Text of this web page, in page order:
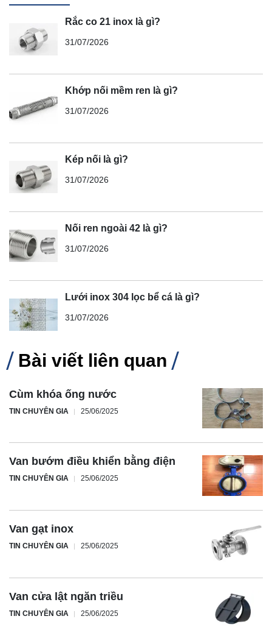
Rắc co 21 inox là gì?
31/07/2026
Khớp nối mềm ren là gì?
31/07/2026
Kép nối là gì?
31/07/2026
Nối ren ngoài 42 là gì?
31/07/2026
Lưới inox 304 lọc bể cá là gì?
31/07/2026
Bài viết liên quan
Cùm khóa ống nước
TIN CHUYÊN GIA 25/06/2025
Van bướm điều khiển bằng điện
TIN CHUYÊN GIA 25/06/2025
Van gạt inox
TIN CHUYÊN GIA 25/06/2025
Van cửa lật ngăn triều
TIN CHUYÊN GIA 25/06/2025